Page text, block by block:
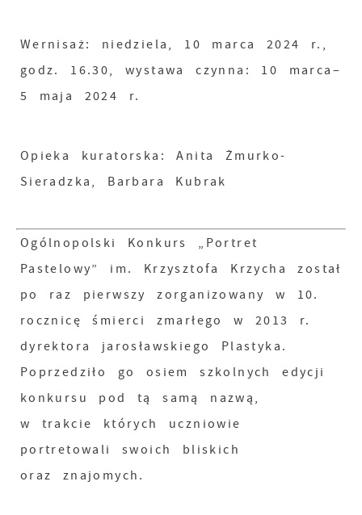
Wernisaż: niedziela, 10 marca 2024 r.,
godz. 16.30, wystawa czynna: 10 marca–
5 maja 2024 r.
Opieka kuratorska: Anita Żmurko-
Sieradzka, Barbara Kubrak
Ogólnopolski Konkurs „Portret
Pastelowy” im. Krzysztofa Krzycha został
po raz pierwszy zorganizowany w 10.
rocznicę śmierci zmarłego w 2013 r.
dyrektora jarosławskiego Plastyka.
Poprzedziło go osiem szkolnych edycji
konkursu pod tą samą nazwą,
w trakcie których uczniowie
portretowali swoich bliskich
oraz znajomych.